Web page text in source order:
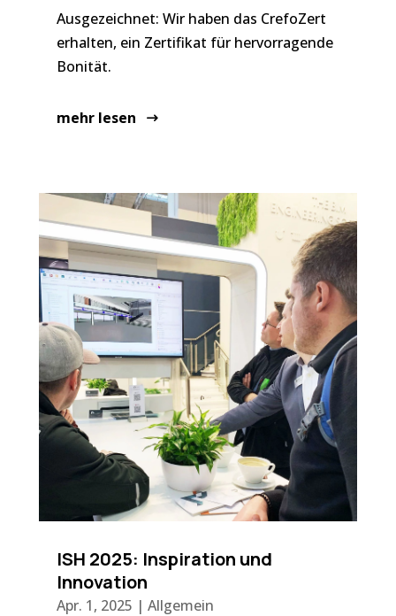
Ausgezeichnet: Wir haben das CrefoZert
erhalten, ein Zertifikat für hervorragende
Bonität.
mehr lesen
ISH 2025: Inspiration und
Innovation
Apr. 1, 2025 | Allgemein